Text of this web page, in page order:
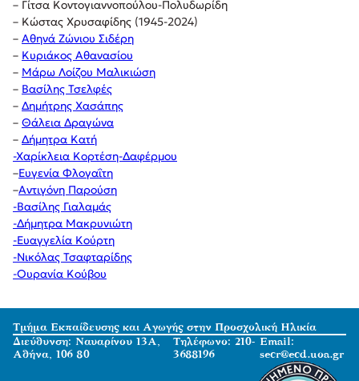
– Γίτσα Κοντογιαννοπούλου-Πολυδωρίδη
– Κώστας Χρυσαφίδης (1945-2024)
– Αθηνά Ζώνιου Σιδέρη
– Κυριάκος Αθανασίου
– Μάρω Λοίζου Μαλικιώση
– Βασίλης Τσελφές
– Δημήτρης Χασάπης
– Θάλεια Δραγώνα
– Δήμητρα Κατή
-Χαρίκλεια Κορτέση-Δαφέρμου
–Ευγενία Φλογαΐτη
–Αντιγόνη Παρούση
-Βασίλης Γιαλαμάς
-Δήμητρα Μακρυνιώτη
-Ευαγγελία Κούρτη
-Νικόλας Τσαφταρίδης
-Ουρανία Κούβου
Τμήμα Εκπαίδευσης και Αγωγής στην Προσχολική Ηλικία
Διεύθυνση: Ναυαρίνου 13Α,
Αθήνα, 106 80
Τηλέφωνο: 210-
3688196
Email:
secr@ecd.uoa.gr